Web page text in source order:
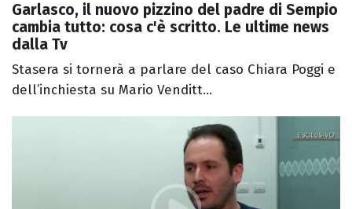
Garlasco, il nuovo pizzino del padre di Sempio
cambia tutto: cosa c'è scritto. Le ultime news
dalla Tv
Stasera si tornerà a parlare del caso Chiara Poggi e
dell’inchiesta su Mario Venditt...